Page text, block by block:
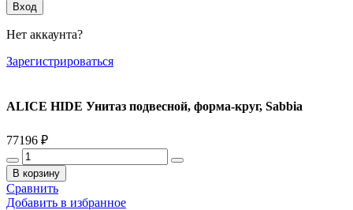
Вход
Нет аккаунта?
Зарегистрироваться
ALICE HIDE Унитаз подвесной, форма-круг, Sabbia
77196 ₽
Количество
товара
ALICE
HIDE
В корзину
Сравнить
Добавить в избранное